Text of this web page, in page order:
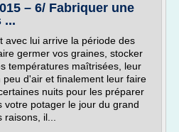
– 6/ Fabriquer une
...
avec lui arrive la période des
germer vos graines, stocker
températures maîtrisées, leur
d'air et finalement leur faire
nuits pour les préparer
votre potager le jour du grand
il...